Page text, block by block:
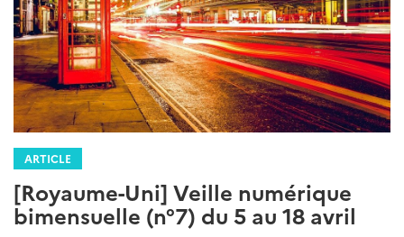
ARTICLE
[Royaume-Uni] Veille numérique
bimensuelle (n°7) du 5 au 18 avril